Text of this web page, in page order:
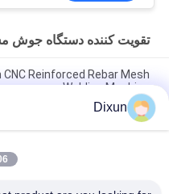
تقویت کننده دستگاه جوش
Reinforced Rebar Mesh
Welding Machine
Mesh Length 12m Concrete
Mesh Welding Machine
Dixun